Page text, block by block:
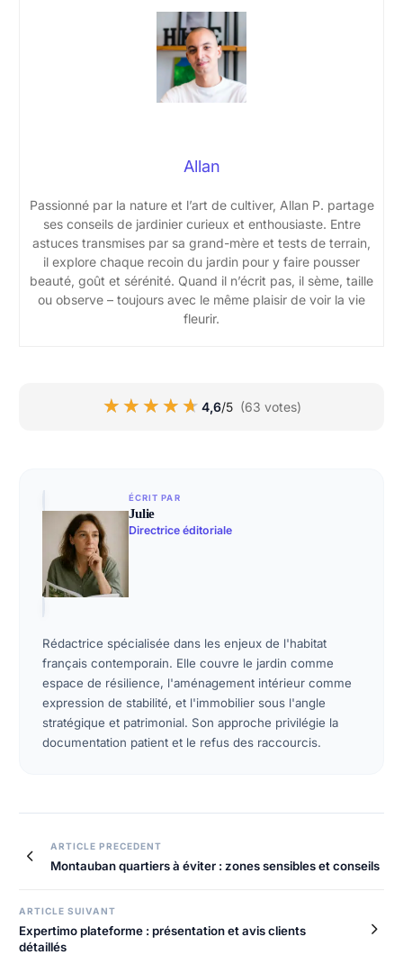
Allan
Passionné par la nature et l’art de cultiver, Allan P. partage
ses conseils de jardinier curieux et enthousiaste. Entre
astuces transmises par sa grand-mère et tests de terrain,
il explore chaque recoin du jardin pour y faire pousser
beauté, goût et sérénité. Quand il n’écrit pas, il sème, taille
ou observe – toujours avec le même plaisir de voir la vie
fleurir.
★★★★★
★★★★★ 4,6/5 (63 votes)
ÉCRIT PAR
Julie
Directrice éditoriale
Rédactrice spécialisée dans les enjeux de l'habitat
français contemporain. Elle couvre le jardin comme
espace de résilience, l'aménagement intérieur comme
expression de stabilité, et l'immobilier sous l'angle
stratégique et patrimonial. Son approche privilégie la
documentation patient et le refus des raccourcis.
ARTICLE PRECEDENT
Montauban quartiers à éviter : zones sensibles et conseils
ARTICLE SUIVANT
Expertimo plateforme : présentation et avis clients
détaillés